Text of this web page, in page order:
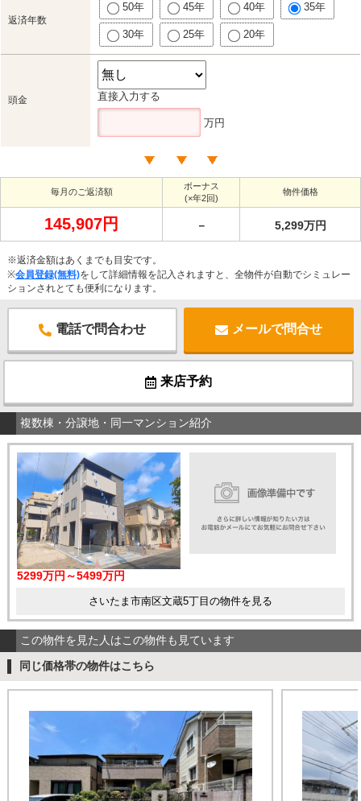
返済年数
50年 45年 40年 35年
30年 25年 20年
頭金 直接入力する
万円
毎月のご返済額
ボーナス
(×年2回)
物件価格
145,907円 － 5,299万円
※返済金額はあくまでも目安です。
※会員登録(無料)をして詳細情報を記入されますと、全物件が自動でシミュレー
ションされとても便利になります。
電話で問合わせ メールで問合せ
来店予約
複数棟・分譲地・同一マンション紹介
5299万円～5499万円
さいたま市南区文蔵5丁目の物件を見る
この物件を見た人はこの物件も見ています
同じ価格帯の物件はこちら